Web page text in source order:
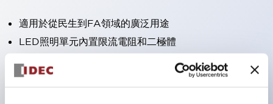
適用於從民生到FA領域的廣泛用途
LED照明單元內置限流電阻和二極體
防護結構具備IP40和IP65等級。（IEC 60529）
獲得UL・CSA認證。符合EN（歐洲）標準。 獲得CCC